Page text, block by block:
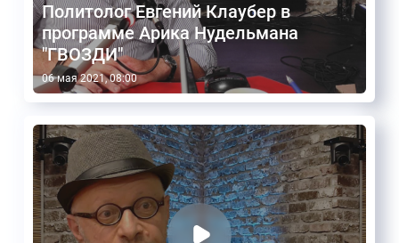
Политолог Евгений Клаубер в
программе Арика Нудельмана
"ГВОЗДИ"
06 мая 2021, 08:00